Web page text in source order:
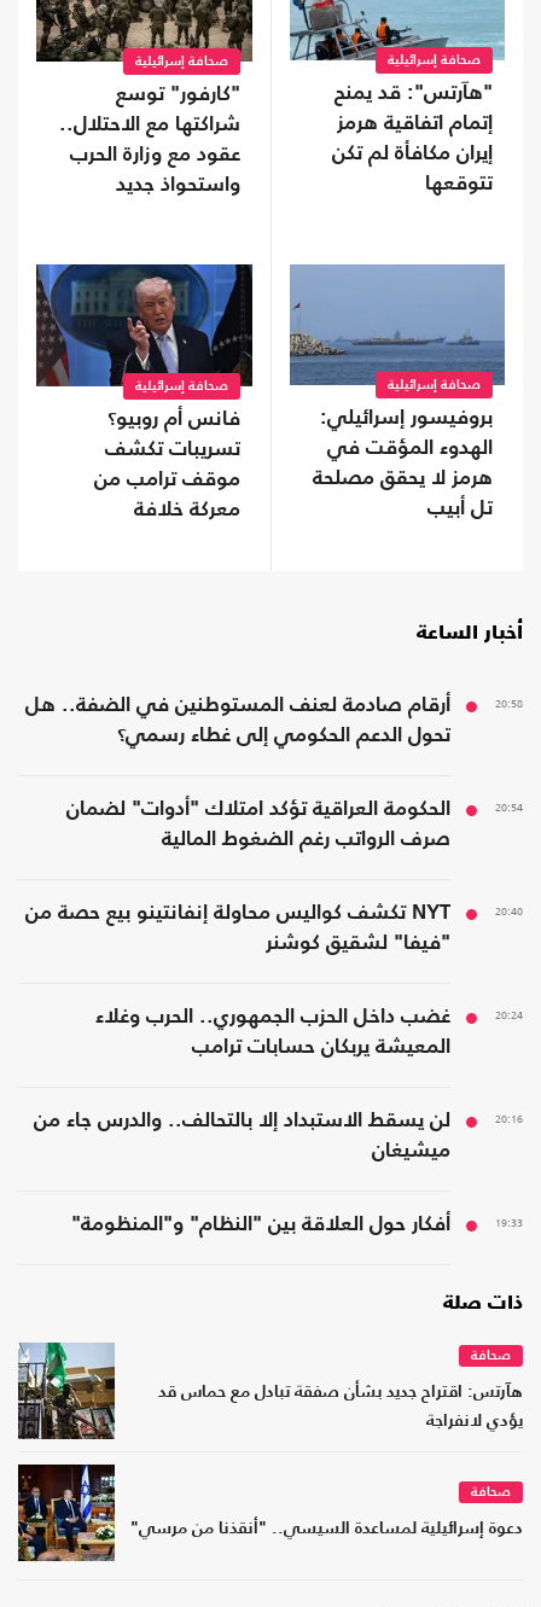
صحافة إسرائيلية
"هآرتس": قد يمنح
إتمام اتفاقية هرمز
إيران مكافأة لم تكن
تتوقعها
صحافة إسرائيلية
"كارفور" توسع
شراكتها مع الاحتلال..
عقود مع وزارة الحرب
واستحواذ جديد
صحافة إسرائيلية
بروفيسور إسرائيلي:
الهدوء المؤقت في
هرمز لا يحقق مصلحة
تل أبيب
صحافة إسرائيلية
فانس أم روبيو؟
تسريبات تكشف
موقف ترامب من
معركة خلافة
أخبار الساعة
20:58
أرقام صادمة لعنف المستوطنين في الضفة.. هل
تحول الدعم الحكومي إلى غطاء رسمي؟
20:54
الحكومة العراقية تؤكد امتلاك "أدوات" لضمان
صرف الرواتب رغم الضغوط المالية
20:40
NYT تكشف كواليس محاولة إنفانتينو بيع حصة من
"فيفا" لشقيق كوشنر
20:24
غضب داخل الحزب الجمهوري.. الحرب وغلاء
المعيشة يربكان حسابات ترامب
20:16
لن يسقط الاستبداد إلا بالتحالف.. والدرس جاء من
ميشيغان
19:33 أفكار حول العلاقة بين "النظام" و"المنظومة"
ذات صلة
صحافة
هآرتس: اقتراح جديد بشأن صفقة تبادل مع حماس قد
يؤدي لانفراجة
صحافة
دعوة إسرائيلية لمساعدة السيسي.. "أنقذنا من مرسي"